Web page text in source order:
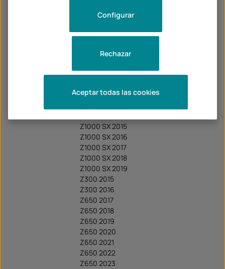
Z1000 2018
Z1000 2019
Z1000 2020
Z1000 R 2018
Z1000 R 2020
Z1000 SX 2012
Z1000 SX 2015
Z1000 SX 2016
Z1000 SX 2017
Z1000 SX 2018
Z1000 SX 2019
Z300 2015
Z300 2016
Z650 2017
Z650 2018
Z650 2019
Z650 2020
Z650 2021
Z650 2022
Z650 2023
Rechazar
Configurar
Aceptar todas las cookies